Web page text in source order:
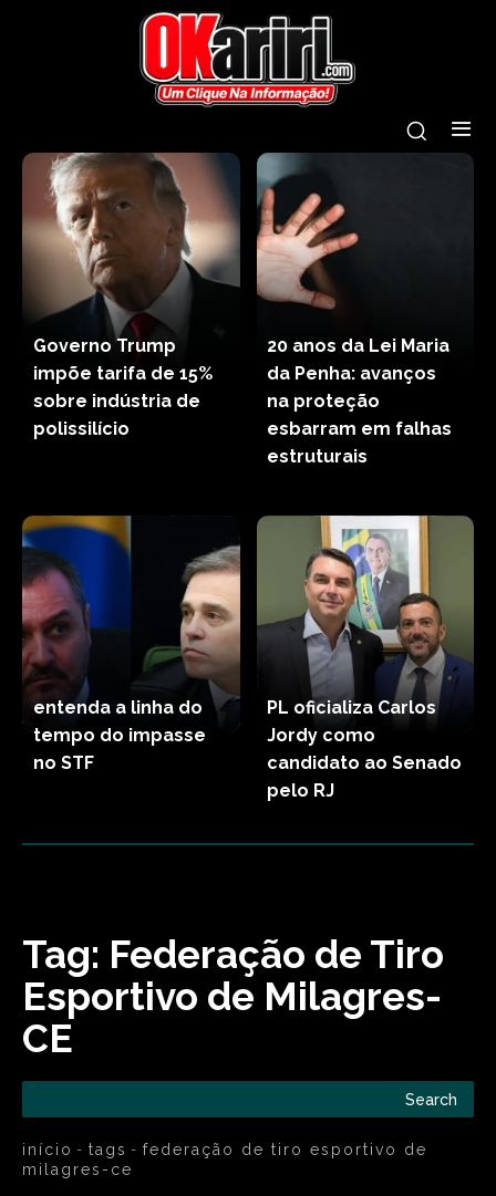
Governo Trump
impõe tarifa de 15%
sobre indústria de
polissilício
20 anos da Lei Maria
da Penha: avanços
na proteção
esbarram em falhas
estruturais
entenda a linha do
tempo do impasse
no STF
PL oficializa Carlos
Jordy como
candidato ao Senado
pelo RJ
Tag: Federação de Tiro
Esportivo de Milagres-
CE
Search
início tags
federação de tiro esportivo de
milagres-ce